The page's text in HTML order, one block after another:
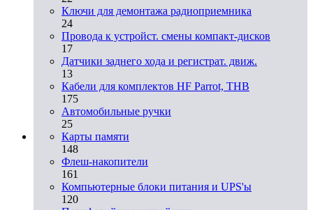
Ключи для демонтажа радиоприемника
24
Провода к устройст. смены компакт-дисков
17
Датчики заднего хода и регистрат. движ.
13
Кабели для комплектов HF Parrot, THB
175
Автомобильные ручки
25
Карты памяти
148
Флеш-накопители
161
Компьютерные блоки питания и UPS'ы
120